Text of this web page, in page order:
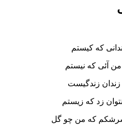
که کیستم
آئی که نیستم
زندگیست
زد که زیستم
که من چو گل